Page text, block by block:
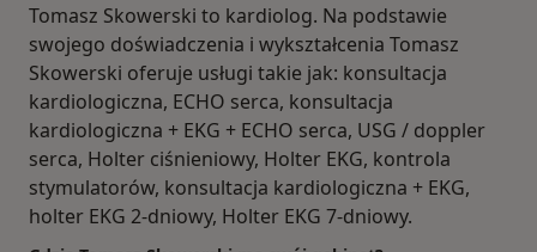
Tomasz Skowerski to kardiolog. Na podstawie
swojego doświadczenia i wykształcenia Tomasz
Skowerski oferuje usługi takie jak: konsultacja
kardiologiczna, ECHO serca, konsultacja
kardiologiczna + EKG + ECHO serca, USG / doppler
serca, Holter ciśnieniowy, Holter EKG, kontrola
stymulatorów, konsultacja kardiologiczna + EKG,
holter EKG 2-dniowy, Holter EKG 7-dniowy.